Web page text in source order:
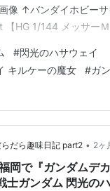
像 ↑バンダイホビー
HG 1/144 メッサーＭ
かと考えたくらいやっ
せろよ、マフティー
) ほしたら、 ↑ビック
発売日の翌日5/31㈰に
#閃光のハサウェイ
キルケーの魔女 #ガ
だら趣味日記 part2 • 2ヶ
岡で『ガンダムデ
士ガンダム 閃光の